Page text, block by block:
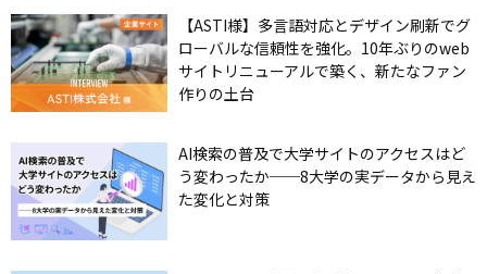
【ASTI様】多言語対応とデザイン刷新でグ
ローバルな信頼性を強化。10年ぶりのweb
サイトリニューアルで築く、新たなファン
作りの土台
AI検索の普及で大学サイトのアクセスはど
う変わったか──8大学の実データから見え
た変化と対策